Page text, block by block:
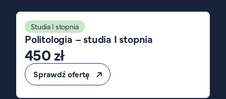
Jak się studiuje przez Internet?
FAQ
Nasi wykładowcy
Strefa wiedzy
Kontakt
Górny pasek
Studia I stopnia
Politologia – studia I stopnia
450 zł
Sprawdź ofertę